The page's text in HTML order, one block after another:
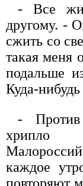
- Все
другому. -
сжить со
такая меня
подальше
Куда-
- Против
хрипло
каждое